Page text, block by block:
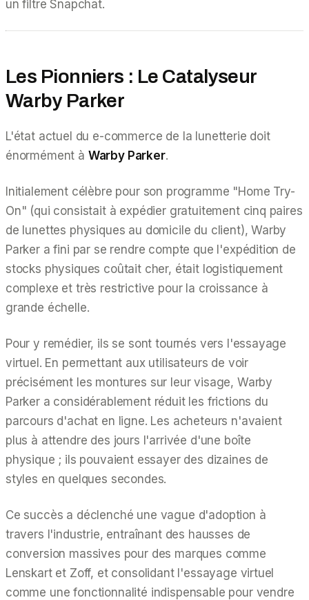
un filtre Snapchat.
Les Pionniers : Le Catalyseur
Warby Parker
L'état actuel du e-commerce de la lunetterie doit
énormément à Warby Parker.
Initialement célèbre pour son programme "Home Try-
On" (qui consistait à expédier gratuitement cinq paires
de lunettes physiques au domicile du client), Warby
Parker a fini par se rendre compte que l'expédition de
stocks physiques coûtait cher, était logistiquement
complexe et très restrictive pour la croissance à
grande échelle.
Pour y remédier, ils se sont tournés vers l'essayage
virtuel. En permettant aux utilisateurs de voir
précisément les montures sur leur visage, Warby
Parker a considérablement réduit les frictions du
parcours d'achat en ligne. Les acheteurs n'avaient
plus à attendre des jours l'arrivée d'une boîte
physique ; ils pouvaient essayer des dizaines de
styles en quelques secondes.
Ce succès a déclenché une vague d'adoption à
travers l'industrie, entraînant des hausses de
conversion massives pour des marques comme
Lenskart et Zoff, et consolidant l'essayage virtuel
comme une fonctionnalité indispensable pour vendre